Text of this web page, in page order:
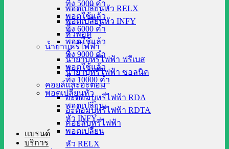
ทิ้ง 5000 คำ
พอตใช้แล้ว
ทิ้ง 6000 คำ
พอตใช้แล้ว
ทิ้ง 9000 คำ
พอตใช้แล้ว
ทิ้ง 10000 คำ
พอตเปลี่ยนหัว
พอตเปลี่ยน
หัว INFY
พอตเปลี่ยน
หัว RELX
พอตเปลี่ยนหัว RELX
พอตเปลี่ยนหัว INFY
หัวพอต
น้ำยาบุหรี่ไฟฟ้า
น้ำยาบุหรี่ไฟฟ้า ฟรีเบส
น้ำยาบุหรี่ไฟฟ้า ซอลนิค
คอยล์และอะตอม
อะตอมบุหรี่ไฟฟ้า RDA
อะตอมบุหรี่ไฟฟ้า RDTA
คอยล์บุหรี่ไฟฟ้า
แบรนด์
บริการ